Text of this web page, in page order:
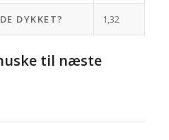
DYKKET? 1,32
til næste